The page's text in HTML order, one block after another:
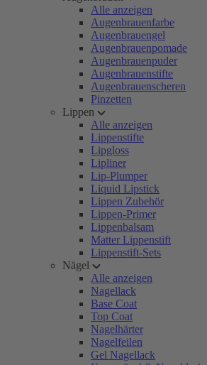
Alle anzeigen
Augenbrauenfarbe
Augenbrauengel
Augenbrauenpomade
Augenbrauenpuder
Augenbrauenstifte
Augenbrauenscheren
Pinzetten
Lippen
Alle anzeigen
Lippenstifte
Lipgloss
Lipliner
Lip-Plumper
Liquid Lipstick
Lippen Zubehör
Lippen-Primer
Lippenbalsam
Matter Lippenstift
Lippenstift-Sets
Nägel
Alle anzeigen
Nagellack
Base Coat
Top Coat
Nagelhärter
Nagelfeilen
Gel Nagellack